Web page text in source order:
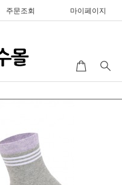
주문조회 마이페이지